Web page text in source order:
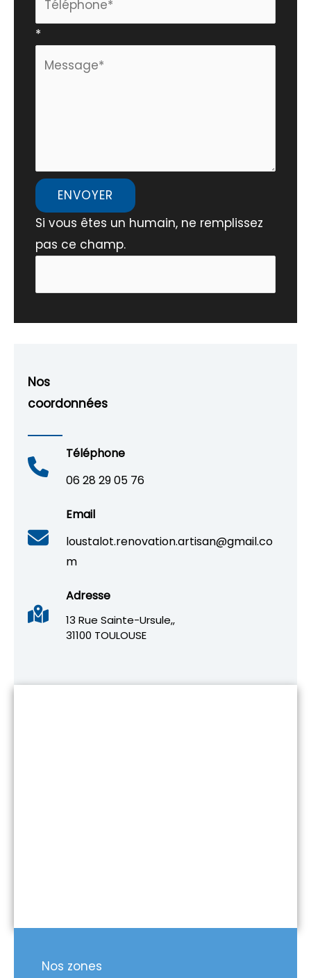
*
ENVOYER
Si vous êtes un humain, ne remplissez
pas ce champ.
Nos
coordonnées
Téléphone
06 28 29 05 76
Email
loustalot.renovation.artisan@gmail.co
m
Adresse
13 Rue Sainte-Ursule,,
31100 TOULOUSE
Nos zones